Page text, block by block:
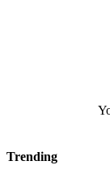
Trending